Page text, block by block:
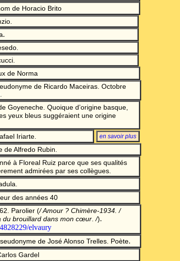
de Horacio Brito
.
de Norma
de Ricardo Maceiras. Octobre
Goyeneche. Quoique d’origine basque,
yeux bleus suggéraient une origine
Iriarte. en savoir plus
de Alfredo Rubin.
à Floreal Ruiz parce que ses qualités
admirées par ses collègues.
des années 40
Parolier (/ Amour ? Chimère-1934. /
du brouillard dans mon cœur /).
elvaury
de José Alonso Trelles. Poète.
Gardel